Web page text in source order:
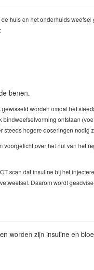
huis en het onderhuids
benen.
worden omdat het
ontstaan
hogere doseringen nodig
over het nut van het
scan dat insuline bij het
Daarom wordt
worden zijn insuline en